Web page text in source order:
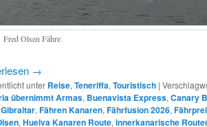
Fred Olsen Fähre
→
unter Reise, Teneriffa, Touristisch |
übernimmt Armas, Buenavista Express, Canary
, Fähren Kanaren, Fährfusion 2026,
, Huelva Kanaren Route, innerkanarische